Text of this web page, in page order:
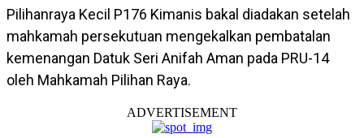
Pilihanraya Kecil P176 Kimanis bakal diadakan setelah
mahkamah persekutuan mengekalkan pembatalan
kemenangan Datuk Seri Anifah Aman pada PRU-14
oleh Mahkamah Pilihan Raya.
ADVERTISEMENT